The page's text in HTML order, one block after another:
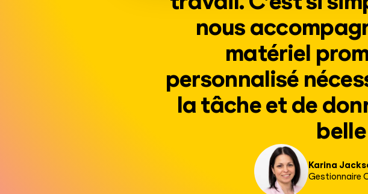
nous
matériel
personnalisé
la tâche et de
Karina
Gestionnaire